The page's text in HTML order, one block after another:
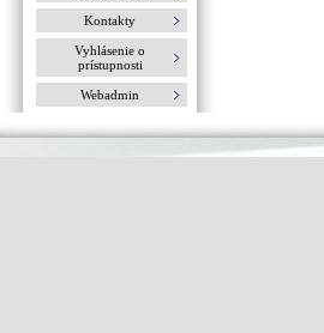
Kontakty
Vyhlásenie o
prístupnosti
Webadmin